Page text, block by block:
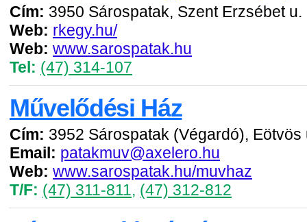
Cím: 3950 Sárospatak, Szent Erzsébet u.
Web: rkegy.hu/
Web: www.sarospatak.hu
Tel: (47) 314-107
Művelődési Ház
Cím: 3952 Sárospatak (Végardó), Eötvös
Email: patakmuv@axelero.hu
Web: www.sarospatak.hu/muvhaz
T/F: (47) 311-811, (47) 312-812